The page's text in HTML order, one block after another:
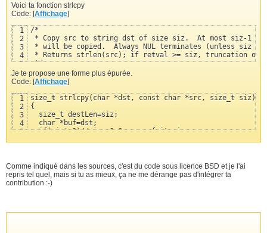
Voici ta fonction strlcpy
Code: [Affichage]
1
2
3
4
5
6
7
9
10
11
12
13
17
18
19
23
/*
* Copy src to string dst of size siz.  At most siz-1
* will be copied.  Always NUL terminates (unless siz
* Returns strlen(src); if retval >= siz, truncation
*/
size_t strlcpy(char *dst, const char *src, size_t siz)
{
        char *d = dst;
        const char *s = src;
        size_t n = siz;
        /* Copy as many bytes as will fit */
        if (n != 0 && --n != 0) {
                } while (--n != 0);
        }
/* Not enough room in dst, add NUL and traverse
*d = '\0';                /*
Je te propose une forme plus épurée.
Code: [Affichage]
1
2
3
4
5
6
9
10
11
15
size_t strlcpy(char *dst, const char *src, size_t siz)
{
  size_t destLen=siz;
  char *buf=dst;
  if(siz!=0)//siz==0 ? on ne fait rien
      *dst=*src;
      dst++;
      src++;
    //-1 à cause de la troncature.
Comme indiqué dans les sources, c'est du code sous licence BSD et je l'ai
repris tel quel, mais si tu as mieux, ça ne me dérange pas d'intégrer ta
contribution :-)